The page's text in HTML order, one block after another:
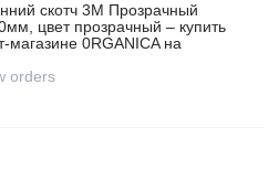
скотч 3M Прозрачный
цвет прозрачный – купить
магазине 0RGANICA на
orders